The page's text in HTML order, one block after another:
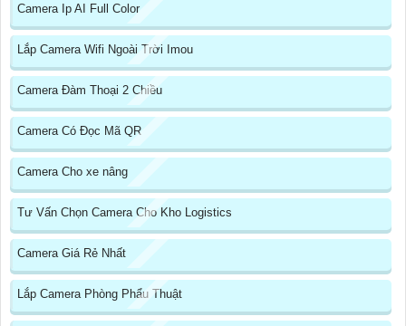
Camera Ip AI Full Color
Lắp Camera Wifi Ngoài Trời Imou
Camera Đàm Thoại 2 Chiều
Camera Có Đọc Mã QR
Camera Cho xe nâng
Tư Vấn Chọn Camera Cho Kho Logistics
Camera Giá Rẻ Nhất
Lắp Camera Phòng Phẩu Thuật